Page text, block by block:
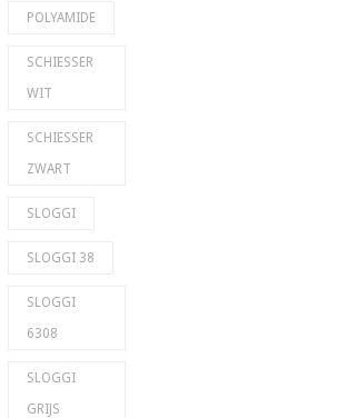
POLYAMIDE
SCHIESSER
WIT
SCHIESSER
ZWART
SLOGGI
SLOGGI 38
SLOGGI
6308
SLOGGI
GRIJS